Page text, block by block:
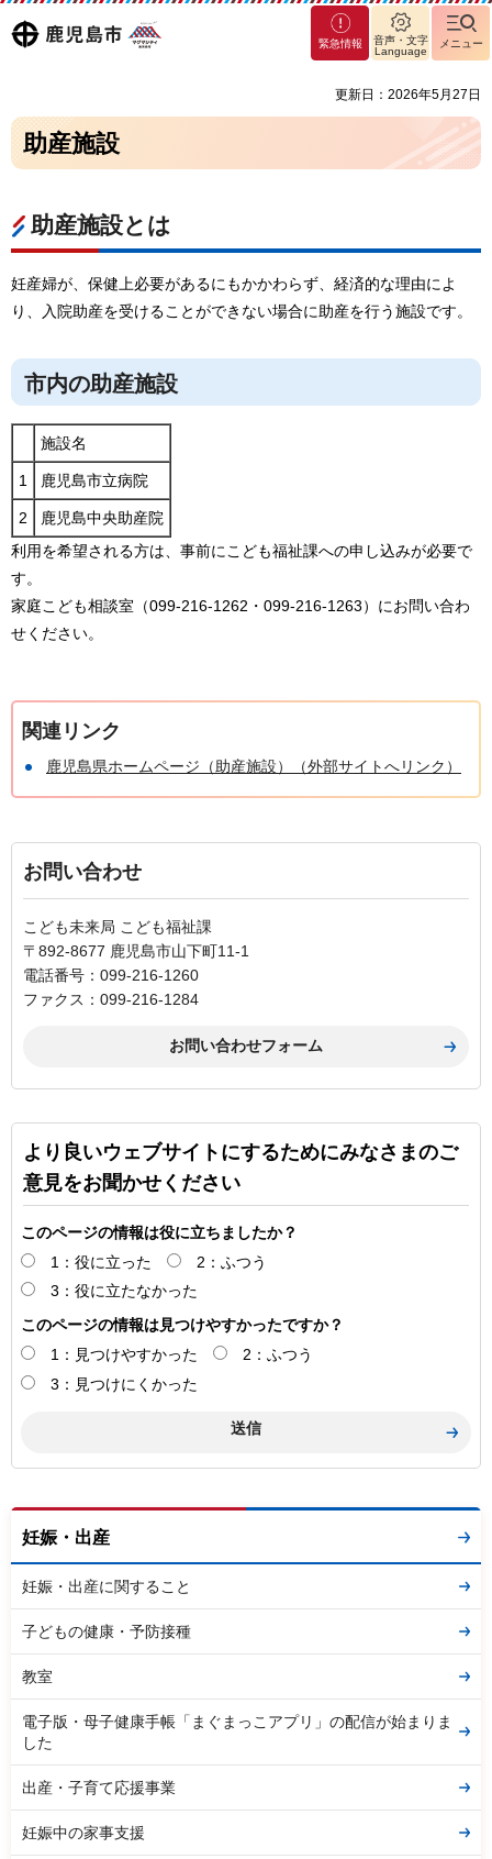
鹿児島
マグ
マシ
緊急情報
音声・文字
Language
メニュー
更新日：2026年5月27日
助産施設
助産施設とは
妊産婦が、保健上必要があるにもかかわらず、経済的な理由によ
り、入院助産を受けることができない場合に助産を行う施設です。
市内の助産施設
施設名
1 鹿児島市立病院
2
鹿児島中央助産院
利用を希望される方は、事前にこども福祉課への申し込みが必要で
す。
家庭こども相談室（099-216-1262・099-216-1263）にお問い合わ
せください。
関連リンク
鹿児島県ホームページ（助産施設）（外部サイトへリンク）
お問い合わせ
こども未来局 こども福祉課
〒892-8677 鹿児島市山下町11-1
電話番号：099-216-1260
ファクス：099-216-1284
より良いウェブサイトにするためにみなさまのご
意見をお聞かせください
このページの情報は役に立ちましたか？
1：役に立った
2：ふつう
3：役に立たなかった
このページの情報は見つけやすかったですか？
1：見つけやすかった
2：ふつう
3：見つけにくかった
妊娠・出産
妊娠・出産に関すること
子どもの健康・予防接種
教室
電子版・母子健康手帳「まぐまっこアプリ」の配信が始まりま
した
出産・子育て応援事業
妊娠中の家事支援